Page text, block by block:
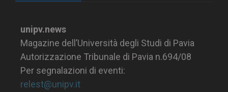
unipv.news
Magazine dell’Università degli Studi di Pavia
Autorizzazione Tribunale di Pavia n.694/08
Per segnalazioni di eventi:
relest@unipv.it